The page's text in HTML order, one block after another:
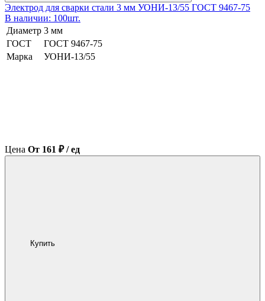
Электрод для сварки стали 3 мм УОНИ-13/55 ГОСТ 9467-75
В наличии: 100шт.
Диаметр 3 мм
ГОСТ
ГОСТ 9467-75
Марка
УОНИ-13/55
Цена От 161 ₽ / ед
Купить